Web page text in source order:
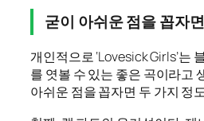
굳이 아쉬운 점을 꼽자면
개인적으로 ‘Lovesick Girls’는
를 엿볼 수 있는 좋은 곡이라고
아쉬운 점을 꼽자면 두 가지 정